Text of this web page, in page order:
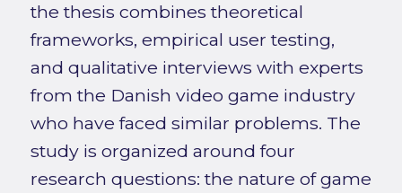
the thesis combines theoretical
frameworks, empirical user testing,
and qualitative interviews with experts
from the Danish video game industry
who have faced similar problems. The
study is organized around four
research questions: the nature of game